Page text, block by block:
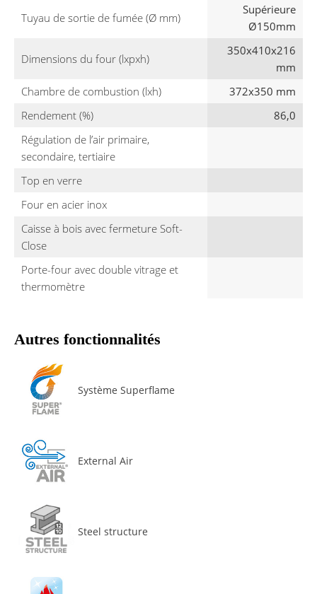
Tuyau de sortie de fumée (Ø mm)
Supérieure
Ø150mm
Dimensions du four (lxpxh)
350x410x216
mm
Chambre de combustion (lxh)
372x350 mm
Rendement (%)
86,0
Régulation de l’air primaire,
secondaire, tertiaire
Top en verre
Four en acier inox
Caisse à bois avec fermeture Soft-
Close
Porte-four avec double vitrage et
thermomètre
Autres fonctionnalités
Système Superflame
External Air
Steel structure